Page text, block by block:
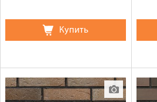
Купить